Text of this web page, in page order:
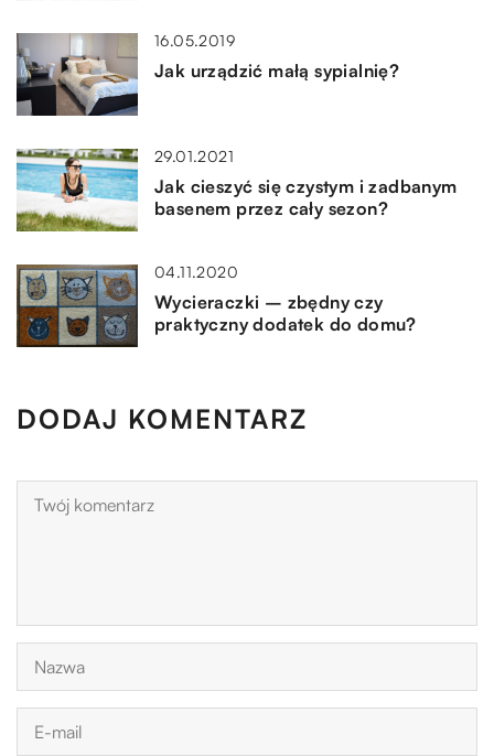
16.05.2019
Jak urządzić małą sypialnię?
29.01.2021
Jak cieszyć się czystym i zadbanym
basenem przez cały sezon?
04.11.2020
Wycieraczki – zbędny czy
praktyczny dodatek do domu?
DODAJ KOMENTARZ